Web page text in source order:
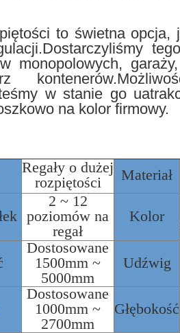
to świetna
monopolowych,
w stanie go
na kolor firmowy.
Regały o dużej
rozpiętości
Materiał
2 ~ 12
poziomów na
regał
Kolor
Dostosowane
1500mm ~
5000mm
Udźwig
Dostosowane
1000mm ~
2700mm
Głębokość